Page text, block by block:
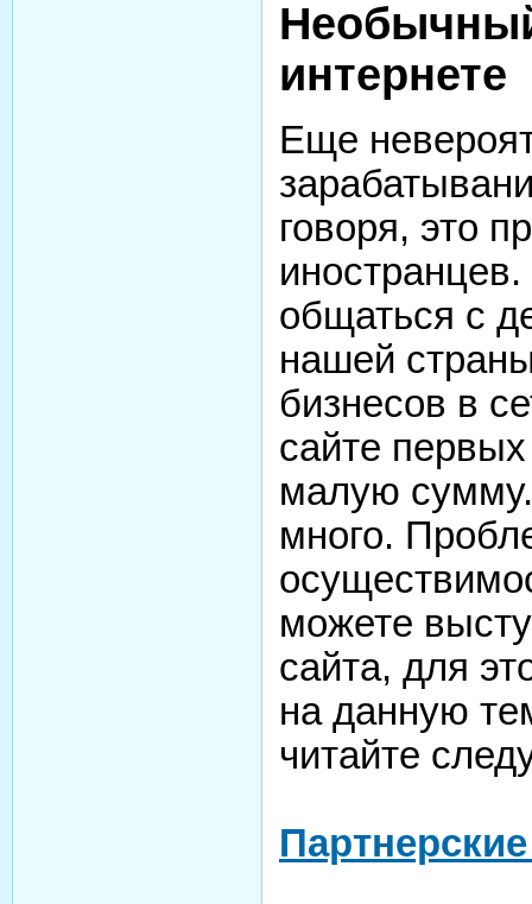
интернете
Еще
говоря, это
общаться с
нашей
бизнесов в
сайте
малую
много.
можете
сайта, для
на данную
читайте